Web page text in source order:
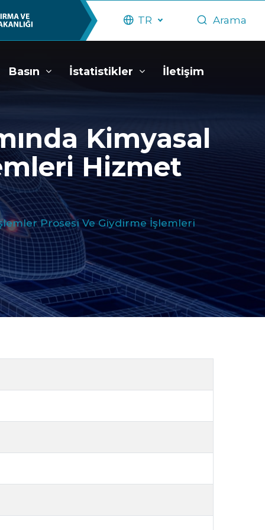
TR Arama
Basın İstatistikler İletişim
Kimyasal
Hizmet
Prosesi Ve Giydirme İşlemleri